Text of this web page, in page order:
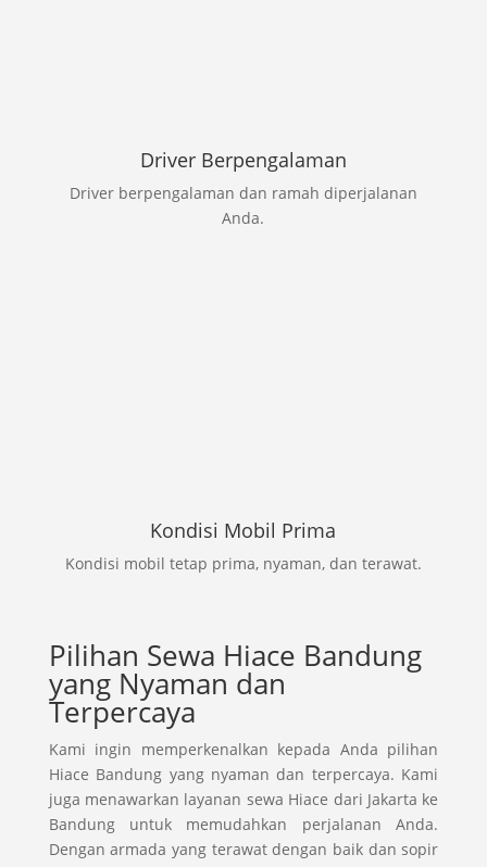
Driver Berpengalaman
Driver berpengalaman dan ramah diperjalanan
Anda.
Kondisi Mobil Prima
Kondisi mobil tetap prima, nyaman, dan terawat.
Pilihan Sewa Hiace Bandung
yang Nyaman dan
Terpercaya
Kami ingin memperkenalkan kepada Anda pilihan
Hiace Bandung yang nyaman dan terpercaya. Kami
juga menawarkan layanan sewa Hiace dari Jakarta ke
Bandung untuk memudahkan perjalanan Anda.
Dengan armada yang terawat dengan baik dan sopir